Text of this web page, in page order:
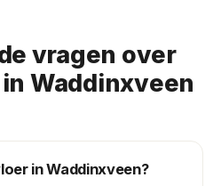
vragen over
Waddinxveen
in Waddinxveen?